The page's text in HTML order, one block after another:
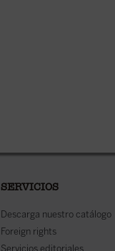
SERVICIOS
Descarga nuestro catálogo
Foreign rights
Servicios editoriales